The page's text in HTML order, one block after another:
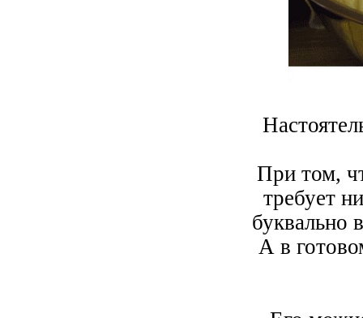
При том,
требует
буквально
А в